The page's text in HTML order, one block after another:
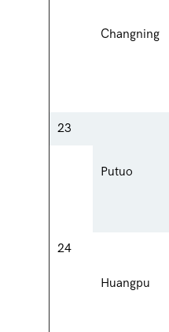
Changning
23
Putuo
24
Huangpu